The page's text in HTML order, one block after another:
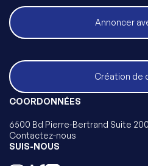
Annoncer
Création de
COORDONNÉES
6500 Bd Pierre-Bertrand Suite
Contactez-nous
SUIS-NOUS